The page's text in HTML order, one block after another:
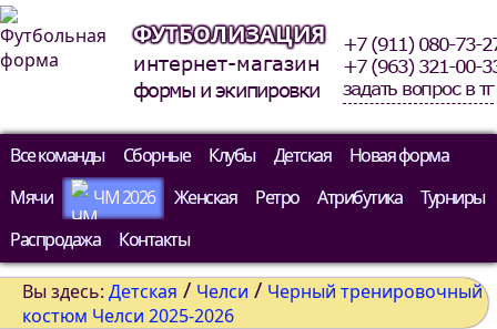
ФУТБОЛИЗАЦИЯ
интернет-магазин
формы и экипировки
+7 (911) 080-73-
+7 (963) 321-00-
задать вопрос в тг
Все команды Сборные Клубы Детская
Новая форма
Мячи
ЧМ 2026 Женская Ретро Атрибутика
Турниры
Распродажа
Контакты
Вы здесь: Детская / Челси / Черный тренировочный
костюм Челси 2025-2026